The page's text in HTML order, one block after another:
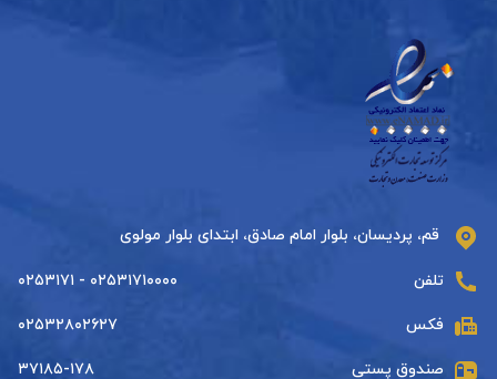
قم، پردیسان، بلوار امام صادق، ابتدای بلوار مولوی
تلفن ۰۲۵۳۱۷۱۰۰۰۰ - ۰۲۵۳۱۷۱
فکس ۰۲۵۳۲۸۰۲۶۲۷
صندوق پستی ۳۷۱۸۵-۱۷۸